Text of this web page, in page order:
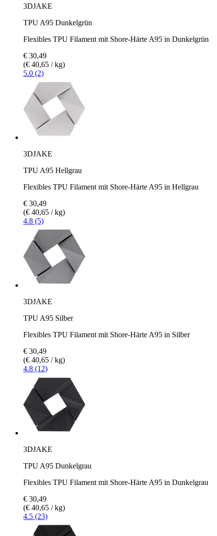
3DJAKE
TPU A95 Dunkelgrün
Flexibles TPU Filament mit Shore-Härte A95 in Dunkelgrün
€ 30,49
(€ 40,65 / kg)
5.0 (2)
3DJAKE
TPU A95 Hellgrau
Flexibles TPU Filament mit Shore-Härte A95 in Hellgrau
€ 30,49
(€ 40,65 / kg)
4.8 (5)
3DJAKE
TPU A95 Silber
Flexibles TPU Filament mit Shore-Härte A95 in Silber
€ 30,49
(€ 40,65 / kg)
4.8 (12)
3DJAKE
TPU A95 Dunkelgrau
Flexibles TPU Filament mit Shore-Härte A95 in Dunkelgrau
€ 30,49
(€ 40,65 / kg)
4.5 (23)